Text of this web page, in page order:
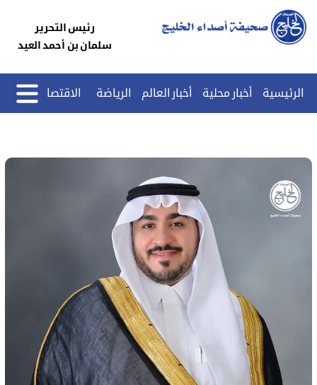
رئيس التحرير
سلمان بن أحمد العيد
الرئيسية أخبار محلية أخبار العالم الرياضة الاقتصاد